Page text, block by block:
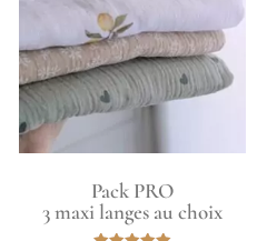
Pack PRO
3 maxi langes au choix